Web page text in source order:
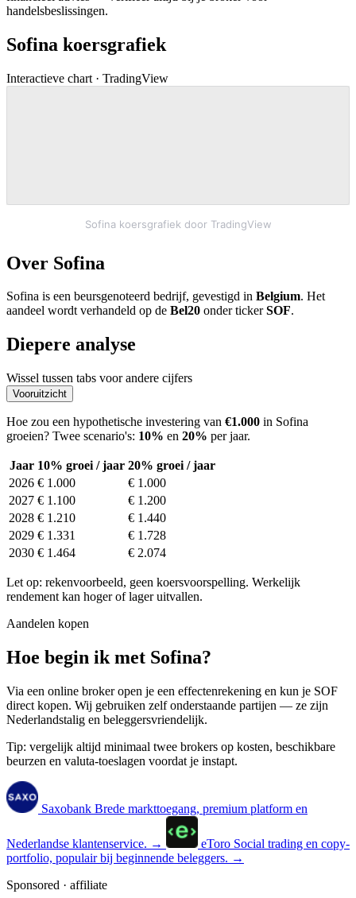
handelsbeslissingen.
Sofina koersgrafiek
Interactieve chart · TradingView
Sofina koersgrafiek door TradingView
Over Sofina
Sofina is een beursgenoteerd bedrijf, gevestigd in Belgium. Het
aandeel wordt verhandeld op de Bel20 onder tickerSOF.
Diepere analyse
Wissel tussen tabs voor andere cijfers
Vooruitzicht
Hoe zou een hypothetische investering van €1.000 in Sofina
groeien? Twee scenario's: 10% en 20% per jaar.
Jaar 10% groei / jaar 20% groei / jaar
2026 € 1.000
€ 1.000
2027 € 1.100
€ 1.200
2028 € 1.210
€ 1.440
2029 € 1.331
€ 1.728
2030 € 1.464 € 2.074
Let op: rekenvoorbeeld, geen koersvoorspelling. Werkelijk
rendement kan hoger of lager uitvallen.
Aandelen kopen
Hoe begin ik met Sofina?
Via een online broker open je een effectenrekening en kun je SOF
direct kopen. Wij gebruiken zelf onderstaande partijen — ze zijn
Nederlandstalig en beleggersvriendelijk.
Tip: vergelijk altijd minimaal twee brokers op kosten, beschikbare
beurzen en valuta-toeslagen voordat je instapt.
Saxobank Brede markttoegang, premium platform en
Nederlandse klantenservice. → eToro Social trading en copy-
portfolio, populair bij beginnende beleggers. →
Sponsored · affiliate